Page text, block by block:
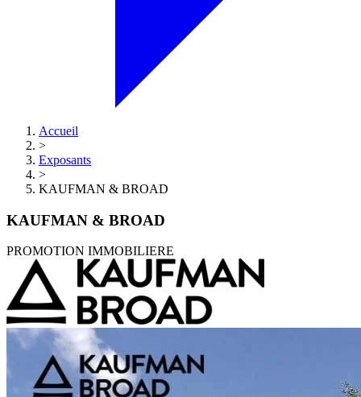
Accueil
>
Exposants
>
KAUFMAN & BROAD
KAUFMAN & BROAD
PROMOTION IMMOBILIERE